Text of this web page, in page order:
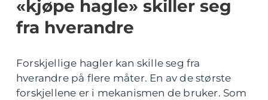
«kjøpe hagle» skiller seg
fra hverandre
Forskjellige hagler kan skille seg fra
hverandre på flere måter. En av de største
forskjellene er i mekanismen de bruker. Som